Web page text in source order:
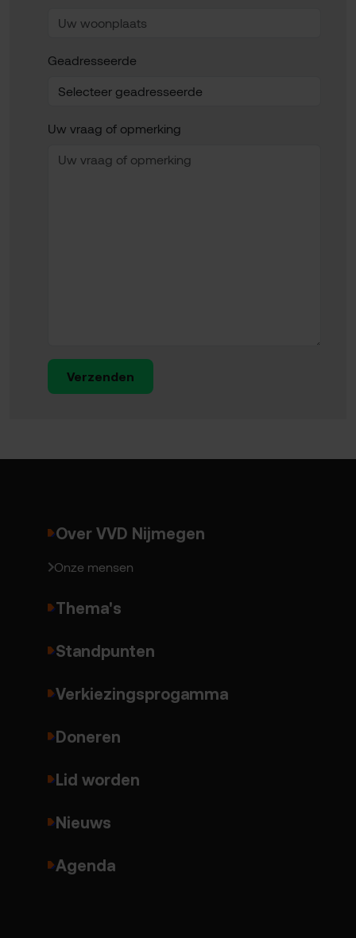
Geadresseerde
Uw vraag of opmerking
Verzenden
Over VVD Nijmegen
Onze mensen
Thema's
Standpunten
Verkiezingsprogamma
Doneren
Lid worden
Nieuws
Agenda